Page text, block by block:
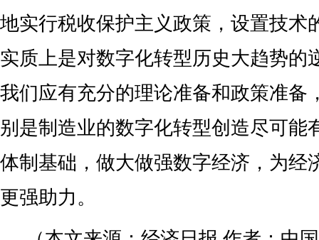
地实行税收保护主义政策，设置技术
实质上是对数字化转型历史大趋势的
我们应有充分的理论准备和政策准备
别是制造业的数字化转型创造尽可能
体制基础，做大做强数字经济，为经
更强助力。